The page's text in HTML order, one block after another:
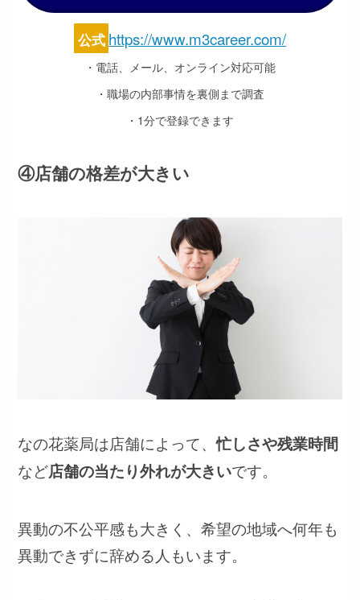
公式 https://www.m3career.com/
・電話、メール、オンライン対応可能
・職場の内部事情を裏側まで調査
・1分で登録できます
④店舗の格差が大きい
なの花薬局は店舗によって、忙しさや残業時間
など店舗の当たり外れが大きいです。
異動の不公平感も大きく、希望の地域へ何年も
異動できずに辞める人もいます。